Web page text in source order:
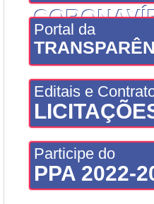
Portal da
Editais e
Participe do
PPA 2022-